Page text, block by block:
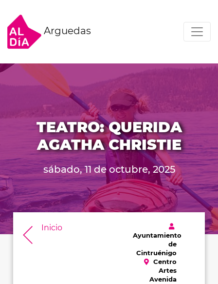
Arguedas
TEATRO: QUERIDA
AGATHA CHRISTIE
sábado, 11 de octubre, 2025
Inicio
Ayuntamiento
de
Cintruénigo
Centro
Artes
Avenida